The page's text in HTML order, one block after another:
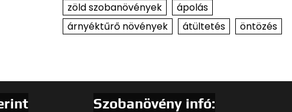
zöld szobanövények
ápolás
árnyéktűrő növények
átültetés öntözés
Szobanövény infó: